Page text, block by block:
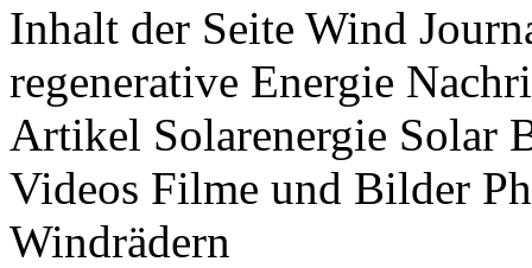
Inhalt der Seite Wind
regenerative Energie
Artikel Solarenergie Solar
Videos Filme und Bilder
Windrädern